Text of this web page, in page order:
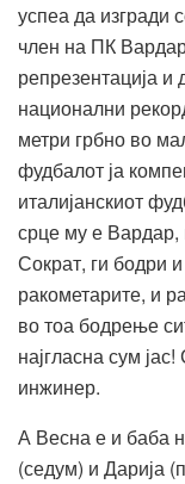
успеа да изгради
член на ПК
репрезентација и
национални
метри грбно во
фудбалот ја
италијанскиот
срце му е
Сократ, ги бодри
ракометарите, и
во тоа бодрење
најгласна сум
инжинер.
А Весна е и баба
(седум) и Дарија